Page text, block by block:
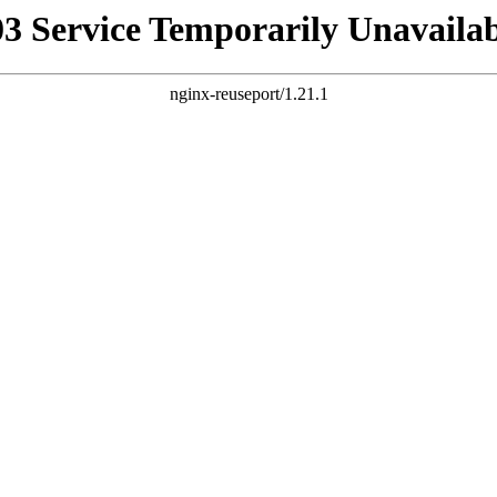
Service Temporarily
nginx-reuseport/1.21.1